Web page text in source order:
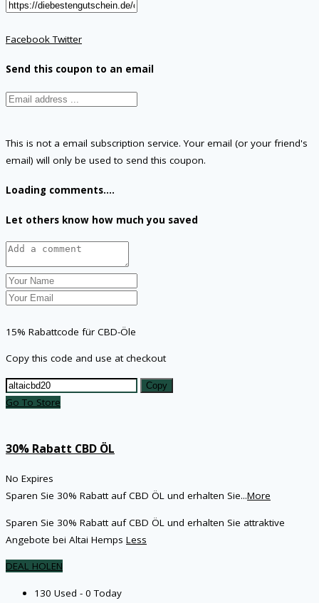
FacebookTwitter
Send this coupon to an email
This is not a email subscription service. Your email (or your friend's
email) will only be used to send this coupon.
Loading comments....
Let others know how much you saved
15% Rabattcode für CBD-Öle
Copy this code and use at checkout
Copy
Go To Store
30% Rabatt CBD ÖL
No Expires
Sparen Sie 30% Rabatt auf CBD ÖL und erhalten Sie...More
Sparen Sie 30% Rabatt auf CBD ÖL und erhalten Sie attraktive
Angebote bei Altai Hemps Less
DEAL HOLEN
130 Used - 0 Today